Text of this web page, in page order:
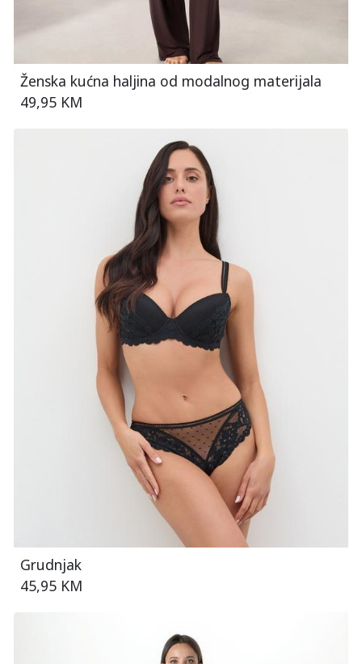
Ženska kućna haljina od modalnog materijala
49,95 KM
Grudnjak
45,95 KM